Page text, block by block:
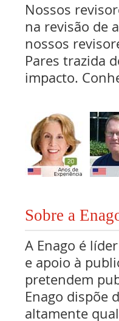
Nossos
na revisão de
nossos
Pares trazida
impacto.
Sobre a
A Enago é
e apoio à
pretendem
Enago dispõe
altamente